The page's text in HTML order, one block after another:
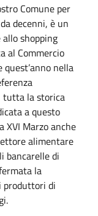
Comune per
decenni, è un
shopping
al Commercio
nella
tutta la storica
a questo
XVI Marzo anche
alimentare
bancarelle di
la
produttori di